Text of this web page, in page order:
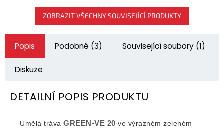
ZOBRAZIT VŠECHNY SOUVISEJÍCÍ PRODUKTY
Popis Podobné (3) Související soubory (1)
Diskuze
DETAILNÍ POPIS PRODUKTU
Umělá tráva GREEN-VE 20 ve výrazném zeleném